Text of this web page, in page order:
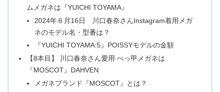
ムメガネは『YUICHI TOYAMA』
2024年６月16日 川口春奈さんInstagram着用メガ
ネのモデル名・型番は？
『YUICHI TOYAMA:5』POISSYモデルの金額
【8本目】 川口春奈さん愛用 べっ甲メガネは
『MOSCOT』DAHVEN
メガネブランド『MOSCOT』とは？